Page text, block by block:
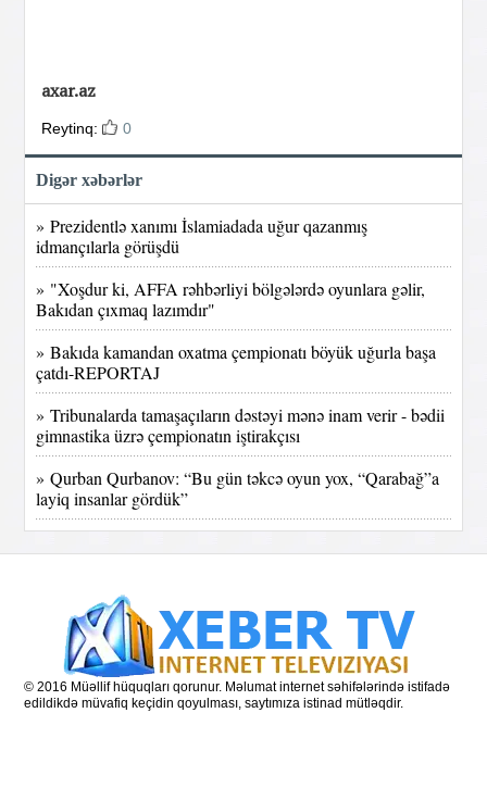
axar.az
Reytinq: 0
Digər xəbərlər
» Prezidentlə xanımı İslamiadada uğur qazanmış
idmançılarla görüşdü
» "Xoşdur ki, AFFA rəhbərliyi bölgələrdə oyunlara gəlir,
Bakıdan çıxmaq lazımdır"
» Bakıda kamandan oxatma çempionatı böyük uğurla başa
çatdı-REPORTAJ
» Tribunalarda tamaşaçıların dəstəyi mənə inam verir - bədii
gimnastika üzrə çempionatın iştirakçısı
» Qurban Qurbanov: “Bu gün təkcə oyun yox, “Qarabağ”a
layiq insanlar gördük”
© 2016 Müəllif hüquqları qorunur. Məlumat internet səhifələrində istifadə
edildikdə müvafiq keçidin qoyulması, saytımıza istinad mütləqdir.